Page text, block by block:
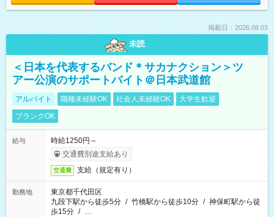
掲載日：2026.08.03
未読
＜日本を代表するバンド＊サカナクション＞ツ
アー公演のサポートバイト＠日本武道館
アルバイト 職種未経験OK 社会人未経験OK
大学生歓迎
ブランクOK
給与
時給1250円～
交通費別途支給あり
交通費 支給（規定有り）
勤務地
東京都千代田区
九段下駅から徒歩5分 / 竹橋駅から徒歩10分 / 神保町駅から徒
歩15分 / …